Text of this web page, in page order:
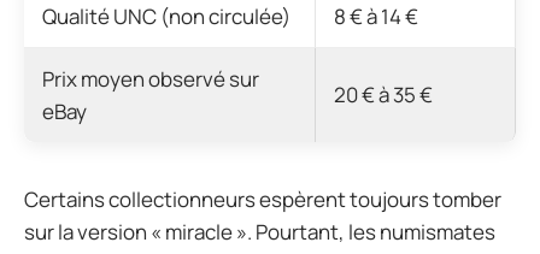
Qualité UNC (non circulée) 8 € à 14 €
Prix moyen observé sur
eBay
20 € à 35 €
Certains collectionneurs espèrent toujours tomber
sur la version « miracle ». Pourtant, les numismates